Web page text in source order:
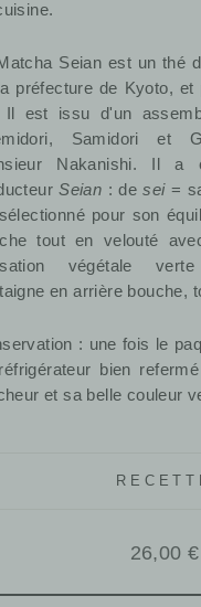
Matcha Seian est un thé
préfecture de Kyoto, et
Il est issu d'un
Samidori et
Nakanishi. Il a
Seian : desei=
pour son
tout en velouté
végétale
en arrière bouche,
: une fois le
bien
et sa belle couleur
Prix
26,00 €